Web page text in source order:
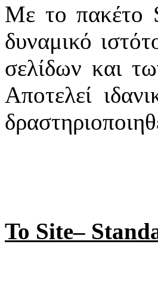
Με το πακέτο
δυναμικό
σελίδων και
Αποτελεί
Το Site–